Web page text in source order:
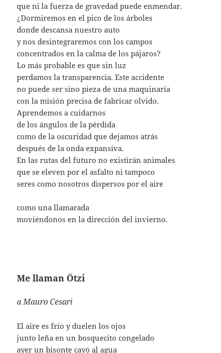
que ni la fuerza de gravedad puede enmendar.
¿Dormiremos en el pico de los árboles
donde descansa nuestro auto
y nos desintegraremos con los campos
concentrados en la calma de los pájaros?
Lo más probable es que sin luz
perdamos la transparencia. Este accidente
no puede ser sino pieza de una maquinaria
con la misión precisa de fabricar olvido.
Aprendemos a cuidarnos
de los ángulos de la pérdida
como de la oscuridad que dejamos atrás
después de la onda expansiva.
En las rutas del futuro no existirán animales
que se eleven por el asfalto ni tampoco
seres como nosotros dispersos por el aire
como una llamarada
moviéndonos en la dirección del invierno.
Me llaman Ötzi
a Mauro Cesari
El aire es frío y duelen los ojos
junto leña en un bosquecito congelado
ayer un bisonte cayó al agua